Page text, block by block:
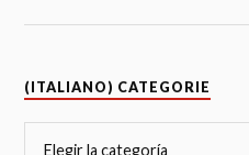
(ITALIANO) CATEGORIE